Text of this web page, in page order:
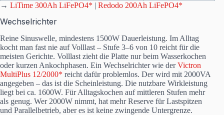
→ LiTime 300Ah LiFePO4* | Redodo 200Ah LiFePO4*
Wechselrichter
Reine Sinuswelle, mindestens 1500W Dauerleistung. Im Alltag
kocht man fast nie auf Volllast – Stufe 3–6 von 10 reicht für die
meisten Gerichte. Volllast zieht die Platte nur beim Wasserkochen
oder kurzen Ankochphasen. Ein Wechselrichter wie derVictron
MultiPlus 12/2000* reicht dafür problemlos. Der wird mit 2000VA
angegeben – das ist die Scheinleistung. Die nutzbare Wirkleistung
liegt bei ca. 1600W. Für Alltagskochen auf mittleren Stufen mehr
als genug. Wer 2000W nimmt, hat mehr Reserve für Lastspitzen
und Parallelbetrieb, aber es ist keine zwingende Untergrenze.